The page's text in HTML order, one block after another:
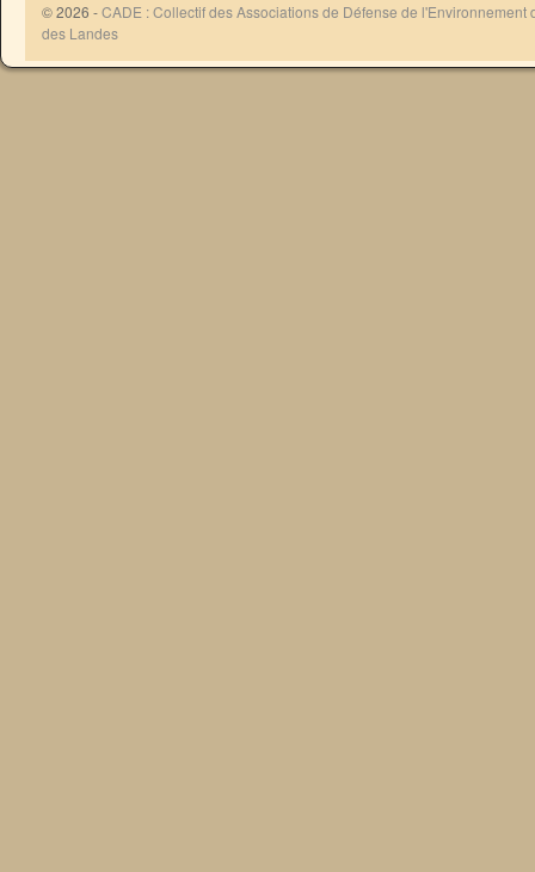
© 2026 -CADE : Collectif des Associations de Défense de l'Environnement
des Landes